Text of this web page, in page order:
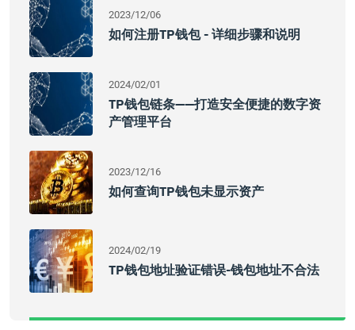
2023/12/06
如何注册TP钱包 - 详细步骤和说明
2024/02/01
TP钱包链条——打造安全便捷的数字资
产管理平台
2023/12/16
如何查询TP钱包未显示资产
2024/02/19
TP钱包地址验证错误-钱包地址不合法